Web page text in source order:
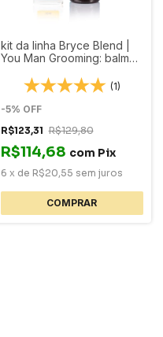
kit da linha Bryce Blend |
You Man Grooming: balm
barba
(1)
-5% OFF
R$123,31 R$129,80
R$114,68 com Pix
6 x de R$20,55 sem juros